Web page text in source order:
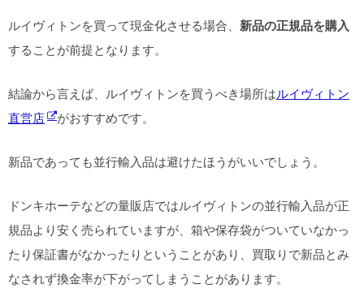
ルイヴィトンを買って現金化させる場合、 新品の正規品を購入
することが前提となります。
結論から言えば、ルイヴィトンを買うべき場所はルイヴィトン
直営店
がおすすめです。
新品であっても並行輸入品は避けたほうがいいでしょう。
ドンキホーテなどの量販店ではルイヴィトンの並行輸入品が正
規品より安く売られていますが、箱や保存袋がついていなかっ
たり保証書がなかったりということがあり、買取りで新品とみ
なされず換金率が下がってしまうことがあります。